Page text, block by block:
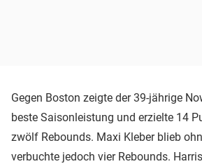
Gegen Boston zeigte der 39-jährige
beste Saisonleistung und erzielte 14
zwölf Rebounds. Maxi Kleber blieb
verbuchte jedoch vier Rebounds.